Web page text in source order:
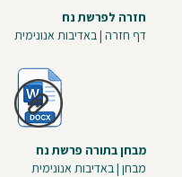
חזרה לפרשת נח
דף חזרה | באדיבות אנונימית
מבחן בתורה פרשת נח
מבחן | באדיבות אנונימית